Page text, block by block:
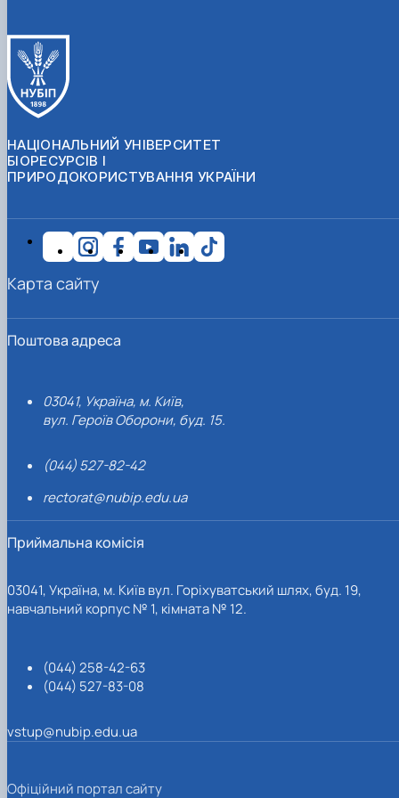
НАЦІОНАЛЬНИЙ УНІВЕРСИТЕТ
БІОРЕСУРСІВ І
ПРИРОДОКОРИСТУВАННЯ УКРАЇНИ
Поштова адреса
03041, Україна, м. Київ,
вул. Героїв Оборони, буд. 15.
(044) 527-82-42
rectorat@nubip.edu.ua
Приймальна комісія
03041, Україна, м. Київ вул. Горіхуватський шлях, буд. 19,
навчальний корпус № 1, кімната № 12.
(044) 258-42-63
(044) 527-83-08
vstup@nubip.edu.ua
Карта сайту
Офіційний портал сайту